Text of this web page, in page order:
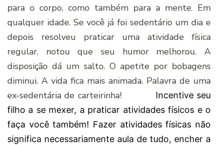
para o corpo, como também para a mente. Em
qualquer idade. Se você já foi sedentário um dia e
depois resolveu praticar uma atividade física
regular, notou que seu humor melhorou. A
disposição dá um salto. O apetite por bobagens
diminui. A vida fica mais animada. Palavra de uma
ex-sedentária de carteirinha!
Incentive seu
filho a se mexer, a praticar atividades físicos e o
faça você também! Fazer atividades físicas não
significa necessariamente aula de tudo, encher a